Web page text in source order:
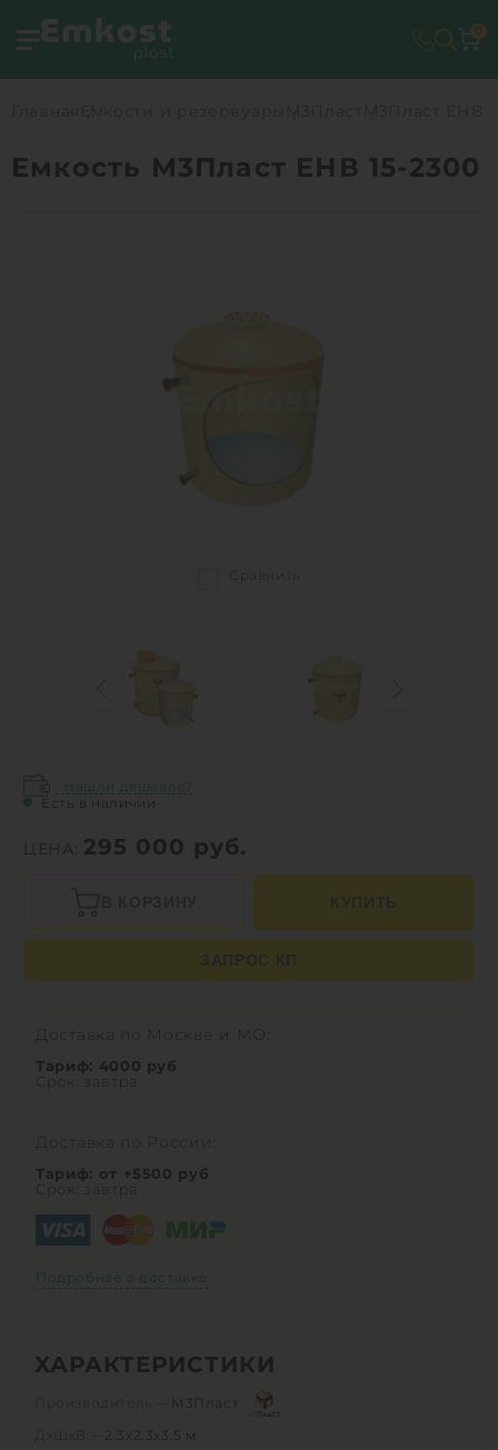
Емкость М3Пласт ЕНВ 15-2300
Нашли дешевле?
Есть в наличии
ЦЕНА: 295 000 руб.
Доставка по Москве и МО:
Тариф: 4000 руб
Срок: завтра
Доставка по России:
Тариф: от +5500 руб
Срок: завтра
Подробнее о доставке
ХАРАКТЕРИСТИКИ
М3Пласт
2.3х2.3х3.5 м